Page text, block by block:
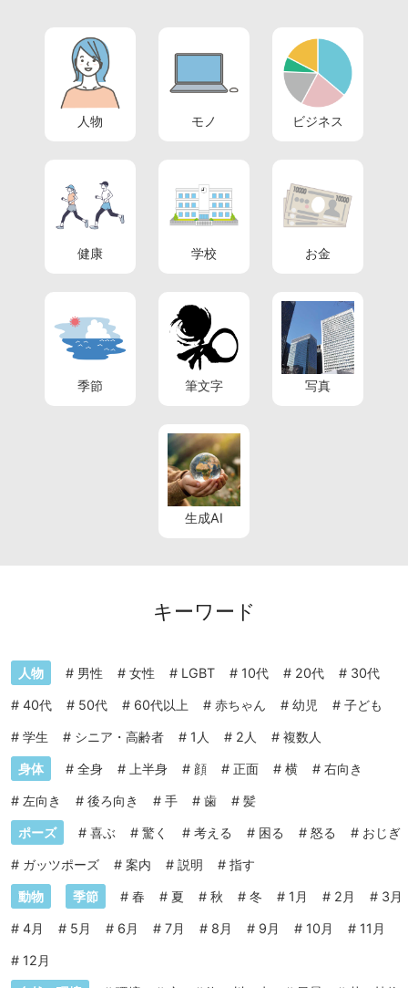
人物 モノ ビジネス
健康 学校 お金
季節 筆文字 写真
生成AI
キーワード
人物 # 男性 # 女性 # LGBT # 10代 # 20代 # 30代
# 40代 # 50代 # 60代以上 # 赤ちゃん # 幼児 # 子ども
# 学生 # シニア・高齢者 # 1人 # 2人 # 複数人
身体 # 全身 # 上半身 # 顔 # 正面 # 横 # 右向き
# 左向き # 後ろ向き # 手 # 歯 # 髪
ポーズ # 喜ぶ # 驚く # 考える # 困る # 怒る # おじぎ
# ガッツポーズ # 案内 # 説明 # 指す
動物 季節 # 春 # 夏 # 秋 # 冬 # 1月 # 2月 # 3月
# 4月 # 5月 # 6月 # 7月 # 8月 # 9月 # 10月 # 11月
# 12月